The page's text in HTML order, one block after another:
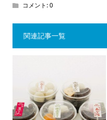
コメント:0
関連記事一覧